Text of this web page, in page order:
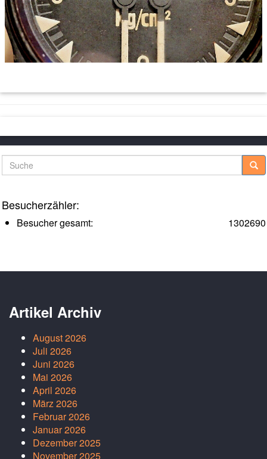
Suche
Besucherzähler:
1302690
Besucher gesamt:
Artikel Archiv
August 2026
Juli 2026
Juni 2026
Mai 2026
April 2026
März 2026
Februar 2026
Januar 2026
Dezember 2025
November 2025